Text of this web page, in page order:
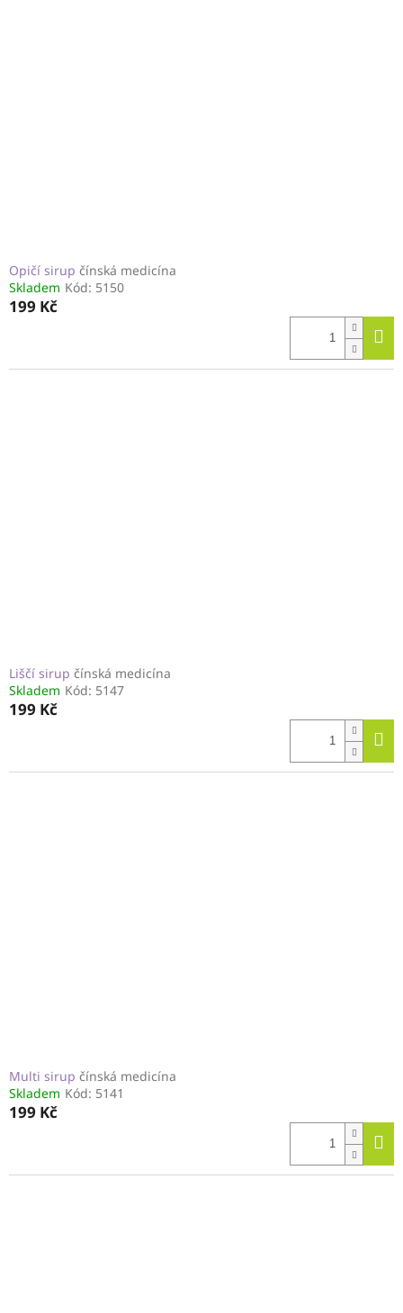
Opičí sirup čínská medicína
Skladem Kód: 5150
199 Kč
Liščí sirup čínská medicína
Skladem Kód: 5147
199 Kč
Multi sirup čínská medicína
Skladem Kód: 5141
199 Kč